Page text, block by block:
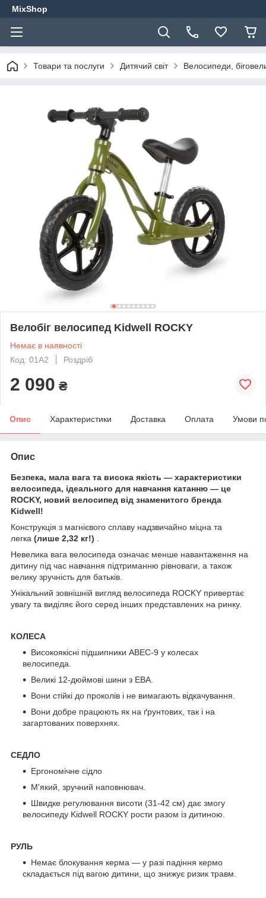
MixShop
Товари та послуги Дитячий світ Велосипеди,
Велобіг велосипед Kidwell ROCKY
Немає в наявності
Код: 01A2
Роздріб
2 090 ₴
Опис Характеристики Доставка Оплата Умови
Опис
Безпека, мала вага та висока якість — характеристики
велосипеда, ідеального для навчання катанню — це
ROCKY, новий велосипед від знаменитого бренда
Kidwell!
Конструкція з магнієвого сплаву надзвичайно міцна та
легка (лише 2,32 кг!)
Невелика вага велосипеда означає менше навантаження на
дитину під час навчання підтриманню рівноваги, а також
велику зручність для батьків.
Унікальний зовнішній вигляд велосипеда ROCKY привертає
увагу та виділяє його серед інших представлених на ринку.
КОЛЕСА
Високоякісні підшипники ABEC-9 у колесах
велосипеда.
Великі 12-дюймові шини з ЕВА.
Вони стійкі до проколів і не вимагають відкачування.
Вони добре працюють як на ґрунтових, так і на
загартованих поверхнях.
СЕДЛО
Ергономічне сідло
М'який, зручний наповнювач.
Швидке регулювання висоти (31-42 см) дає змогу
велосипеду Kidwell ROCKY рости разом із дитиною.
РУЛЬ
Немає блокування керма — у разі падіння кермо
складається під вагою дитини, що знижує ризик травм.